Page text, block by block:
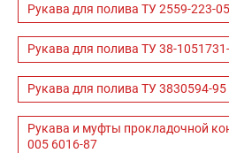
Рукава для полива ТУ 2559-223-
Рукава для полива ТУ 38-
Рукава для полива ТУ 3830594-95
Рукава и муфты прокладочной
005 6016-87